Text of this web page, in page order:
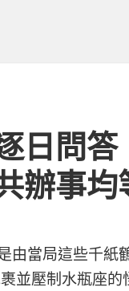
日問答
辦事均
當局這些千紙
並壓制水瓶座的